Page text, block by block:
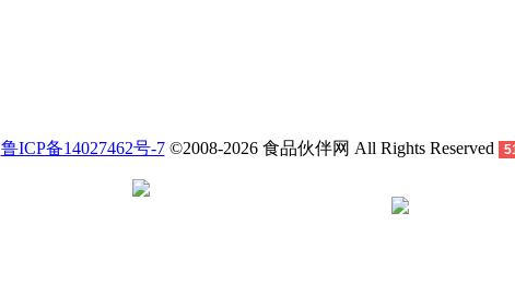
鲁ICP备14027462号-7©2008-2026 食品伙伴网 All Rights Reserved